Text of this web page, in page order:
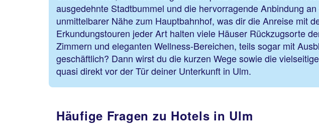
ausgedehnte Stadtbummel und die hervorragende Anbindung
unmittelbarer Nähe zum Hauptbahnhof, was dir die Anreise mit
Erkundungstouren jeder Art halten viele Häuser Rückzugsorte
Zimmern und eleganten Wellness-Bereichen, teils sogar mit
geschäftlich? Dann wirst du die kurzen Wege sowie die
quasi direkt vor der Tür deiner Unterkunft in Ulm.
Häufige Fragen zu Hotels in Ulm